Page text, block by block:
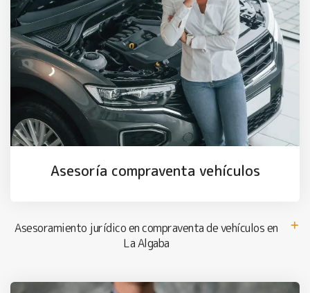
Asesoría compraventa vehículos
Asesoramiento jurídico en compraventa de vehículos en
La Algaba